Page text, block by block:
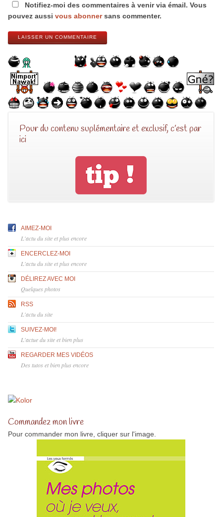
Notifiez-moi des commentaires à venir via émail. Vous
pouvez aussi vous abonnersans commenter.
LAISSER UN COMMENTAIRE
Pour du contenu suplémentaire et exclusif, c’est par
ici
AIMEZ-MOI
L'actu du site et plus encore
ENCERCLEZ-MOI
L'actu du site et plus encore
DÉLIREZ AVEC MOI
Quelques photos
RSS
L'actu du site
SUIVEZ-MOI!
L'actue du site et bien plus
REGARDER MES VIDÉOS
Des tutos et bien plus encore
Commandez mon livre
Pour commander mon livre, cliquer sur l'image.